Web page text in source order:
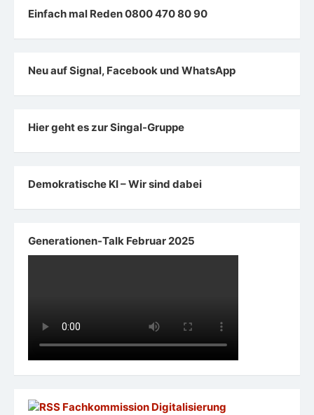
Einfach mal Reden 0800 470 80 90
Neu auf Signal, Facebook und WhatsApp
Hier geht es zur Singal-Gruppe
Demokratische KI – Wir sind dabei
Generationen-Talk Februar 2025
Fachkommission Digitalisierung